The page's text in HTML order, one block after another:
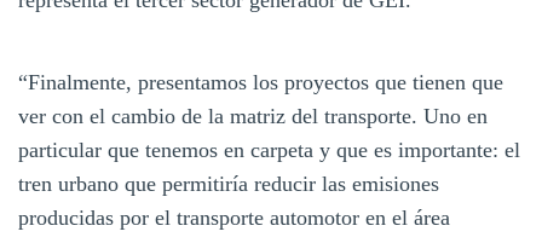
“Finalmente, presentamos los proyectos que tienen que
ver con el cambio de la matriz del transporte. Uno en
particular que tenemos en carpeta y que es importante: el
tren urbano que permitiría reducir las emisiones
producidas por el transporte automotor en el área